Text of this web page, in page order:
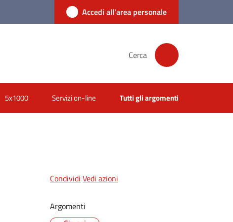
Accedi all'area personale
Cerca
5x1000 Servizi on-line Tutti gli argomenti
Condividi Vedi azioni
Argomenti